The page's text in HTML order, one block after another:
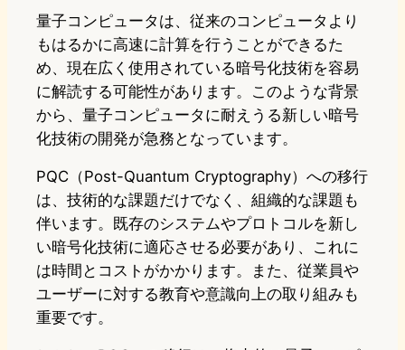
量子コンピュータは、従来のコンピュータより
もはるかに高速に計算を行うことができるた
め、現在広く使用されている暗号化技術を容易
に解読する可能性があります。このような背景
から、量子コンピュータに耐えうる新しい暗号
化技術の開発が急務となっています。
PQC（Post-Quantum Cryptography）への移行
は、技術的な課題だけでなく、組織的な課題も
伴います。既存のシステムやプロトコルを新し
い暗号化技術に適応させる必要があり、これに
は時間とコストがかかります。また、従業員や
ユーザーに対する教育や意識向上の取り組みも
重要です。